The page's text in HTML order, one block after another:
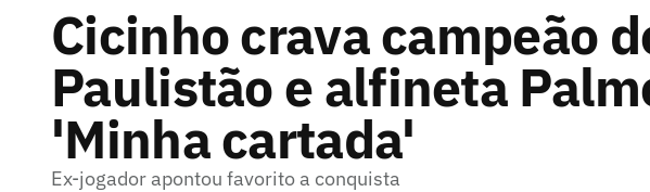
Cicinho crava campeão
Paulistão e alfineta
'Minha cartada'
Ex-jogador apontou favorito a conquista